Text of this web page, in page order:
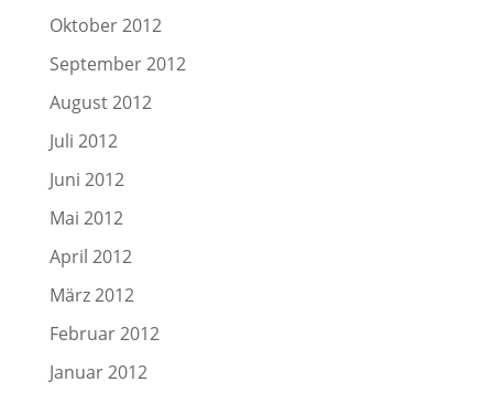
Oktober 2012
September 2012
August 2012
Juli 2012
Juni 2012
Mai 2012
April 2012
März 2012
Februar 2012
Januar 2012